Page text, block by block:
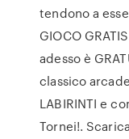
tendono a
GIOCO
adesso è
classico
LABIRINTI e
Tornei!.